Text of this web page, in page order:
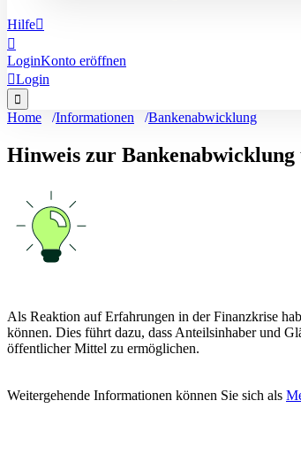
Hilfe

LoginKonto eröffnen
Login

Home Informationen Bankenabwicklung
Hinweis zur
Als Reaktion auf Erfahrungen in der Finanzkrise
können. Dies führt dazu, dass Anteilsinhaber und
öffentlicher Mittel zu ermöglichen.
Weitergehende Informationen können Sie sich als